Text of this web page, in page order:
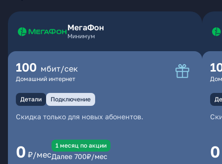
МегаФон
Минимум
100 мбит/сек
Домашний интернет
Детали Подключение
Скидка только для новых абонентов.
0 ₽/мес
1 месяц по акции
Далее 700₽/мес 0